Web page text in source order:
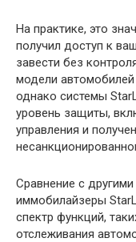
На практике, это
получил доступ к
завести без
модели
однако системы
уровень защиты,
управления и
Сравнение с
иммобилайзеры
спектр функций,
отслеживания